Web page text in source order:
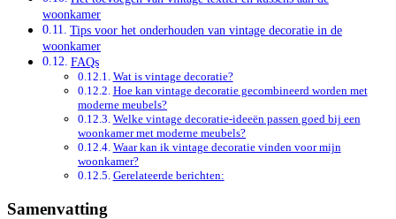
woonkamer
Tips voor het onderhouden van vintage decoratie in de
woonkamer
FAQs
Wat is vintage decoratie?
Hoe kan vintage decoratie gecombineerd worden met
moderne meubels?
Welke vintage decoratie-ideeën passen goed bij een
woonkamer met moderne meubels?
Waar kan ik vintage decoratie vinden voor mijn
woonkamer?
Gerelateerde berichten:
Samenvatting